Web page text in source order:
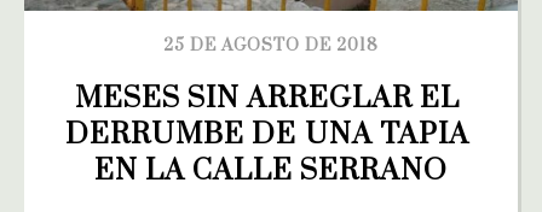
25 DE AGOSTO DE 2018
MESES SIN ARREGLAR EL
DERRUMBE DE UNA TAPIA
EN LA CALLE SERRANO